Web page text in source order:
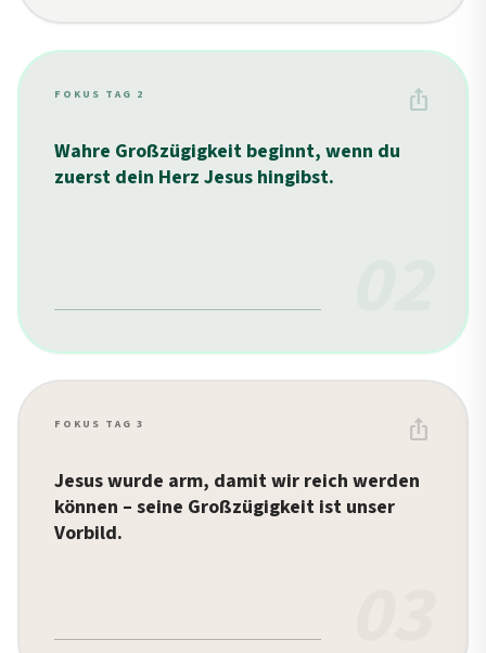
FOKUS TAG 2 ios_share
Wahre Großzügigkeit beginnt, wenn du
zuerst dein Herz Jesus hingibst.
FOKUS TAG 3 ios_share
Jesus wurde arm, damit wir reich werden
können – seine Großzügigkeit ist unser
Vorbild.